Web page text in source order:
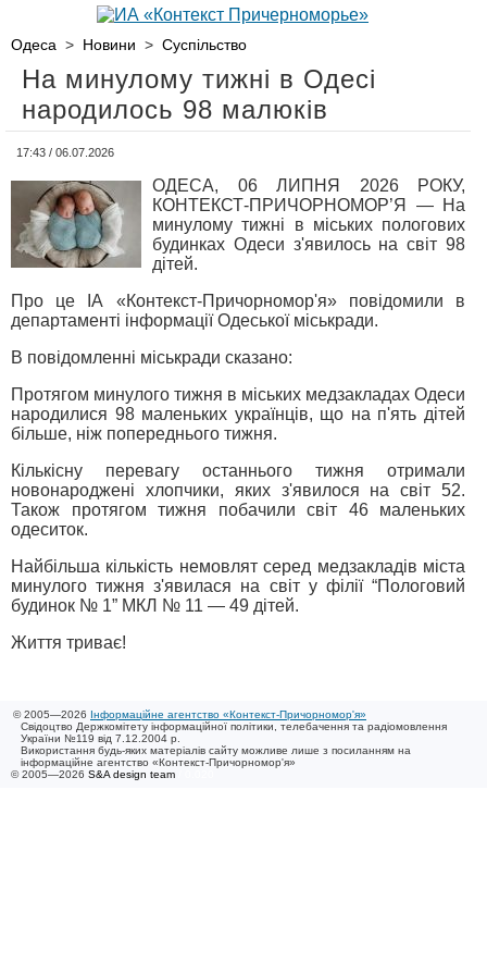
Одеса > Новини > Суспільство
На минулому тижні в Одесі
народилось 98 малюків
17:43 / 06.07.2026
ОДЕСА, 06 ЛИПНЯ 2026 РОКУ,
КОНТЕКСТ-ПРИЧОРНОМОР’Я — На
минулому тижні в міських пологових
будинках Одеси з'явилось на світ 98
дітей.
Про це ІА «Контекст-Причорномор'я» повідомили в
департаменті інформації Одеської міськради.
В повідомленні міськради сказано:
Протягом минулого тижня в міських медзакладах Одеси
народилися 98 маленьких українців, що на п'ять дітей
більше, ніж попереднього тижня.
Кількісну перевагу останнього тижня отримали
новонароджені хлопчики, яких з'явилося на світ 52.
Також протягом тижня побачили світ 46 маленьких
одеситок.
Найбільша кількість немовлят серед медзакладів міста
минулого тижня з'явилася на світ у філії “Пологовий
будинок № 1” МКЛ № 11 — 49 дітей.
Життя триває!
© 2005—2026 Інформаційне агентство «Контекст-Причорномор'я»
Свідоцтво Держкомітету інформаційної політики, телебачення та радіомовлення
України №119 від 7.12.2004 р.
Використання будь-яких матеріалів сайту можливе лише з посиланням на
інформаційне агентство «Контекст-Причорномор'я»
© 2005—2026 S&A design team